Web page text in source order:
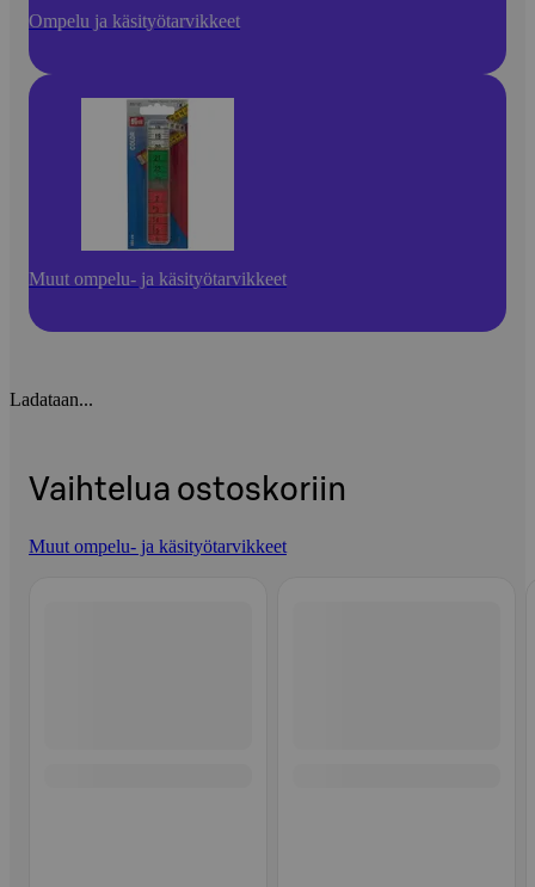
Ompelu ja käsityötarvikkeet
Muut ompelu- ja käsityötarvikkeet
Ladataan...
Vaihtelua ostoskoriin
Muut ompelu- ja käsityötarvikkeet